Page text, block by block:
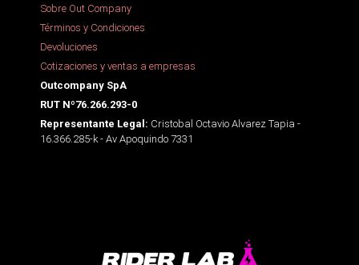
Sobre Out Company
Términos y Condiciones
Devoluciones
Cotizaciones y ventas a empresas
Outcompany SpA
RUT Nº76.266.293-0
Representante Legal: Cristobal Octavio Alvarez Tapia -
16.366.285-k - Av Apoquindo 7331